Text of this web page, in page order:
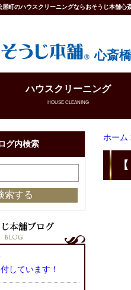
町のハウスクリーニングならおそうじ本舗心
心斎
ハウスクリーニング
HOUSE CLEANING
ホーム
グ内検索
しています！